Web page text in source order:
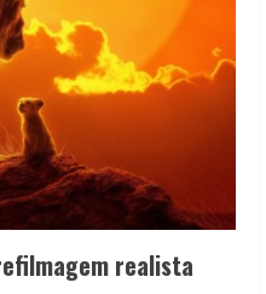
realista